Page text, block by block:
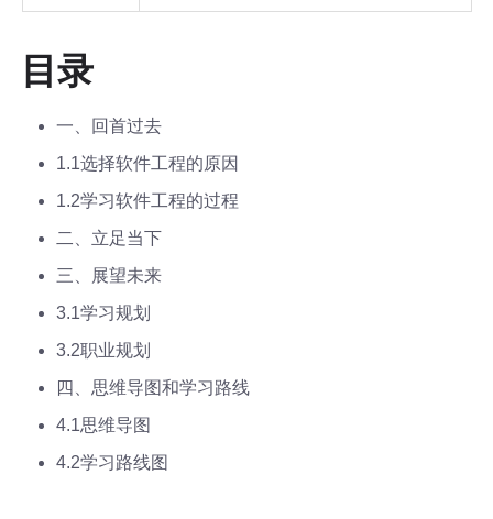
目录
一、回首过去
1.1选择软件工程的原因
1.2学习软件工程的过程
二、立足当下
三、展望未来
3.1学习规划
3.2职业规划
四、思维导图和学习路线
4.1思维导图
4.2学习路线图